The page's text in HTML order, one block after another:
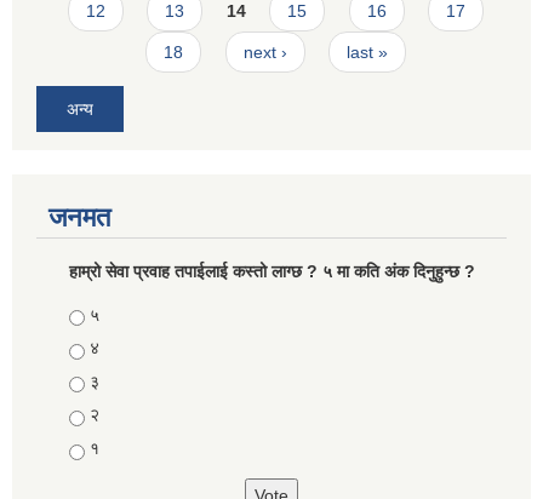
12 13 14 15 16 17
18 next › last »
अन्य
जनमत
हाम्रो सेवा प्रवाह तपाईलाई कस्तो लाग्छ ? ५ मा कति अंक दिनुहुन्छ ?
Choices
५
४
३
२
१